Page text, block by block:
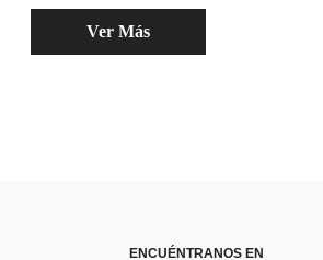
Ver Más
ENCUÉNTRANOS EN